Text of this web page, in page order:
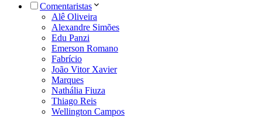
Comentaristas
Alê Oliveira
Alexandre Simões
Edu Panzi
Emerson Romano
Fabrício
João Vitor Xavier
Marques
Nathália Fiuza
Thiago Reis
Wellington Campos